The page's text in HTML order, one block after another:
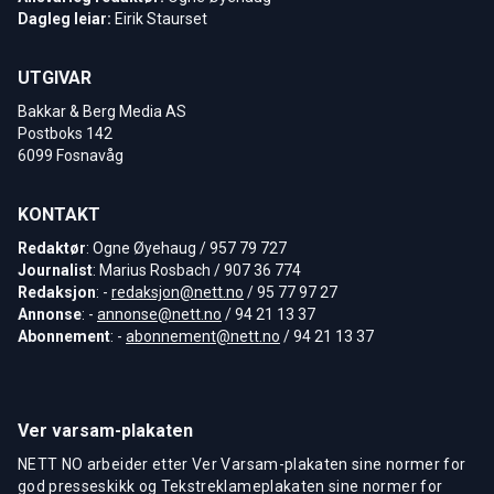
Dagleg leiar: Eirik Staurset
UTGIVAR
Bakkar & Berg Media AS
Postboks 142
6099 Fosnavåg
KONTAKT
Redaktør: Ogne Øyehaug / 957 79 727
Journalist: Marius Rosbach / 907 36 774
Redaksjon: - redaksjon@nett.no / 95 77 97 27
Annonse: - annonse@nett.no / 94 21 13 37
Abonnement: - abonnement@nett.no / 94 21 13 37
Ver varsam-plakaten
NETT NO arbeider etter Ver Varsam-plakaten sine normer for
god presseskikk og Tekstreklameplakaten sine normer for